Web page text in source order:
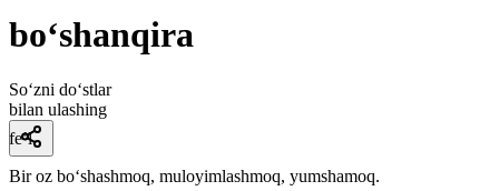
bo‘shanqira
So‘zni do‘stlar
bilan ulashing
fe’l
Bir oz boʻshashmoq, muloyimlashmoq, yumshamoq.